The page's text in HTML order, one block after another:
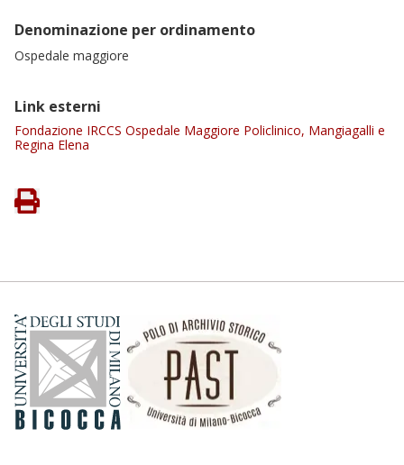
Denominazione per ordinamento
Ospedale maggiore
Link esterni
Fondazione IRCCS Ospedale Maggiore Policlinico, Mangiagalli e
Regina Elena